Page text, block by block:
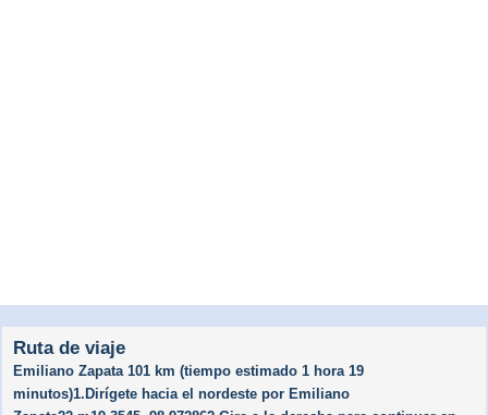
Ruta de viaje
Emiliano Zapata 101 km (tiempo estimado 1 hora 19
minutos)1.Dirígete hacia el nordeste por Emiliano